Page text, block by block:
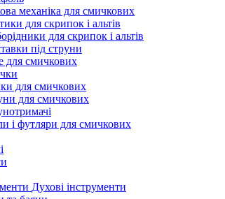
механіка для смичкових
для скрипок і альтів
для скрипок і альтів
під струни
для смичкових
для смичкових
для смичкових
і футляри для смичкових
Духові інструменти